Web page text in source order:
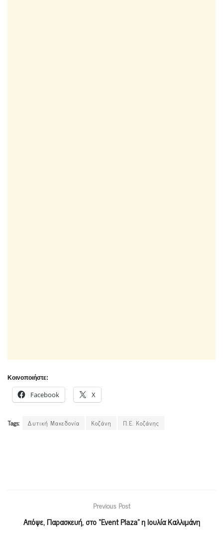
Κοινοποιήστε:
Facebook X
Tags: Δυτική Μακεδονία Κοζάνη Π.Ε. Κοζάνης
Previous Post
Απόψε, Παρασκευή, στο “Event Plaza” η Ιουλία Καλλιμάνη